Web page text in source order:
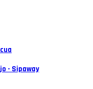
- Sipaway